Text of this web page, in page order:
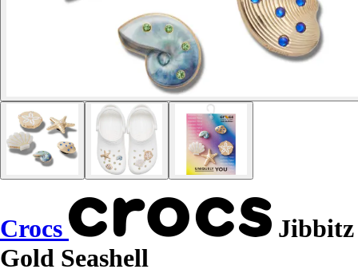
Crocs
Jibbitz
Gold Seashell